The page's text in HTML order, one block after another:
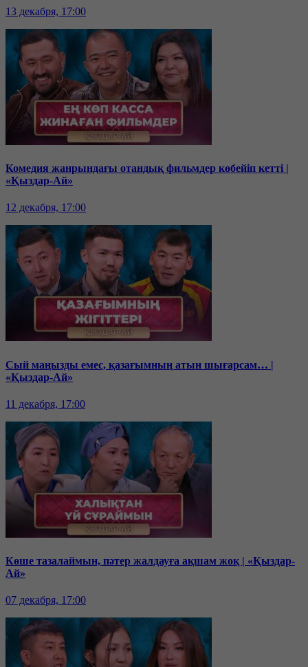
13 декабря, 17:00
Комедия жанрындағы отандық фильмдер көбейіп кетті |
«Қыздар-Ай»
12 декабря, 17:00
Сый маңызды емес, қазағымның атын шығарсам… |
«Қыздар-Ай»
11 декабря, 17:00
Көше тазалаймын, пәтер жалдауға ақшам жоқ | «Қыздар-
Ай»
07 декабря, 17:00